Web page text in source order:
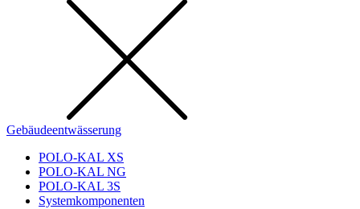
Gebäudeentwässerung
POLO-KAL XS
POLO-KAL NG
POLO-KAL 3S
Systemkomponenten